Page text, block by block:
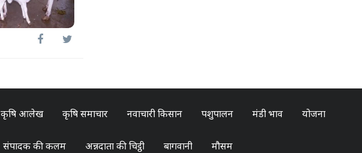
कृषि आलेख कृषि समाचार नवाचारी किसान पशुपालन मंडी भाव योजना
संपादक की कलम अन्नदाता की चिट्ठी बागवानी मौसम